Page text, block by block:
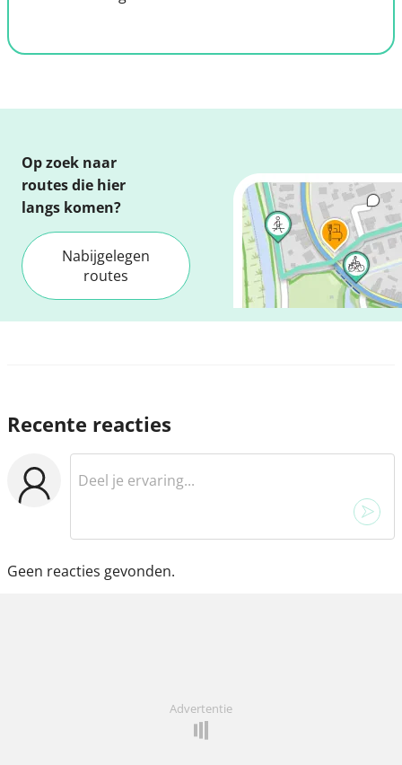
Op zoek naar
routes die hier
langs komen?
Nabijgelegen
routes
Recente reacties
Geen reacties gevonden.
Advertentie